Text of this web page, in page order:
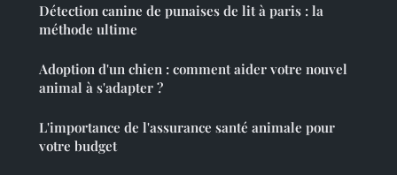
Détection canine de punaises de lit à paris : la
méthode ultime
Adoption d'un chien : comment aider votre nouvel
animal à s'adapter ?
L'importance de l'assurance santé animale pour
votre budget